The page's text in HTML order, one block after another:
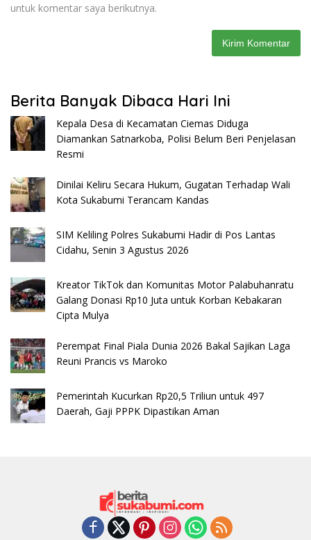
untuk komentar saya berikutnya.
Berita Banyak Dibaca Hari Ini
Kepala Desa di Kecamatan Ciemas Diduga
Diamankan Satnarkoba, Polisi Belum Beri Penjelasan
Resmi
Dinilai Keliru Secara Hukum, Gugatan Terhadap Wali
Kota Sukabumi Terancam Kandas
SIM Keliling Polres Sukabumi Hadir di Pos Lantas
Cidahu, Senin 3 Agustus 2026
Kreator TikTok dan Komunitas Motor Palabuhanratu
Galang Donasi Rp10 Juta untuk Korban Kebakaran
Cipta Mulya
Perempat Final Piala Dunia 2026 Bakal Sajikan Laga
Reuni Prancis vs Maroko
Pemerintah Kucurkan Rp20,5 Triliun untuk 497
Daerah, Gaji PPPK Dipastikan Aman